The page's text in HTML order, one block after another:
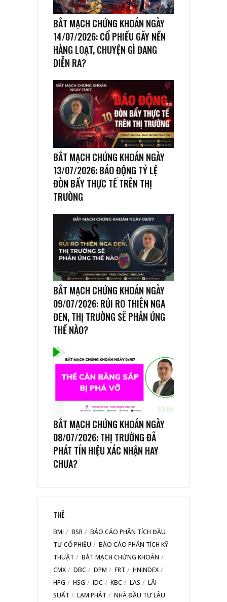
BẮT MẠCH CHỨNG KHOÁN NGÀY
14/07/2026: CỔ PHIẾU GÃY NỀN
HÀNG LOẠT, CHUYỆN GÌ ĐANG
DIỄN RA?
BẮT MẠCH CHỨNG KHOÁN NGÀY
13/07/2026: BÁO ĐỘNG TỶ LỆ
ĐÒN BẨY THỰC TẾ TRÊN THỊ
TRƯỜNG
BẮT MẠCH CHỨNG KHOÁN NGÀY
09/07/2026: RỦI RO THIÊN NGA
ĐEN, THỊ TRƯỜNG SẼ PHẢN ỨNG
THẾ NÀO?
BẮT MẠCH CHỨNG KHOÁN NGÀY
08/07/2026: THỊ TRƯỜNG ĐÃ
PHÁT TÍN HIỆU XÁC NHẬN HAY
CHƯA?
THẺ
BMI BSR
BÁO CÁO PHÂN TÍCH ĐẦU
TƯ CỔ PHIẾU
BÁO CÁO PHÂN TÍCH KỸ
THUẬT
BẮT MẠCH CHỨNG KHOÁN
CMX
DBC DPM FRT
HNINDEX
HPG
HSG IDC KBC LAS
LÃI
SUẤT
LẠM PHÁT NHÀ ĐẦU TƯ LÂU